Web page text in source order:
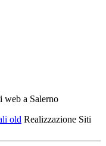
web a Salerno
old Realizzazione Siti